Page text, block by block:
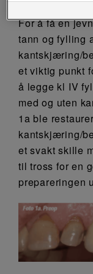
For å få en
tann og fylling
kantskjæring/
et viktig punkt
å legge kl IV
med og uten
1a ble
kantskjæring/
et svakt skille
til tross for en
prepareringen